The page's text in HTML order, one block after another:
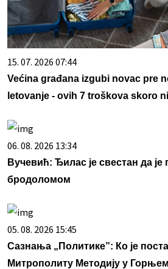
15. 07. 2026 07:44
Većina građana izgubi novac pre
letovanje - ovih 7 troškova skoro
06. 08. 2026 13:34
Вучевић: Ђилас је свестан да
бродоломом
05. 08. 2026 15:45
Сазнања „Политике”: Ко је
Митрополиту Методију у